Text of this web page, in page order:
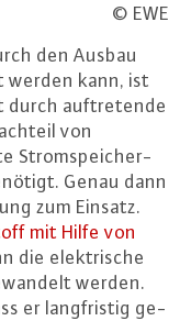
© EWE
den Ausbau
werden kann, ist
durch auf­tre­ten­de
von
Strom­spei­cher­
Genau dann
zum Einsatz.
mit Hilfe von
die elek­tri­sche
werden.
er lang­fris­tig ge­